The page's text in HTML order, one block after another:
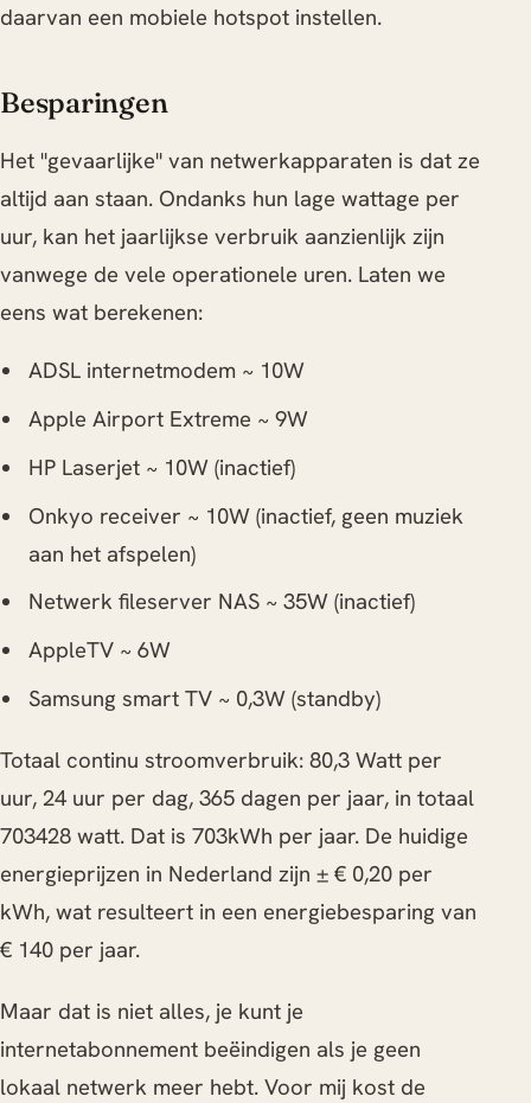
daarvan een mobiele hotspot instellen.
Besparingen
Het "gevaarlijke" van netwerkapparaten is dat ze
altijd aan staan. Ondanks hun lage wattage per
uur, kan het jaarlijkse verbruik aanzienlijk zijn
vanwege de vele operationele uren. Laten we
eens wat berekenen:
ADSL internetmodem ~ 10W
Apple Airport Extreme ~ 9W
HP Laserjet ~ 10W (inactief)
Onkyo receiver ~ 10W (inactief, geen muziek
aan het afspelen)
Netwerk fileserver NAS ~ 35W (inactief)
AppleTV ~ 6W
Samsung smart TV ~ 0,3W (standby)
Totaal continu stroomverbruik: 80,3 Watt per
uur, 24 uur per dag, 365 dagen per jaar, in totaal
703428 watt. Dat is 703kWh per jaar. De huidige
energieprijzen in Nederland zijn ± € 0,20 per
kWh, wat resulteert in een energiebesparing van
€ 140 per jaar.
Maar dat is niet alles, je kunt je
internetabonnement beëindigen als je geen
lokaal netwerk meer hebt. Voor mij kost de